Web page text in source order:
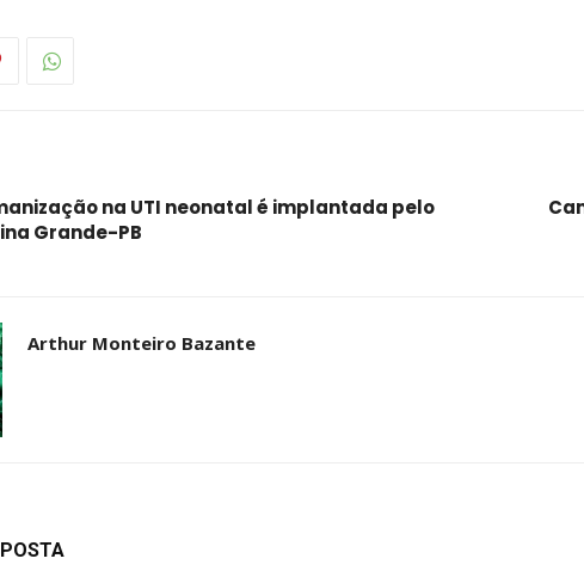
na UTI neonatal é implantada pelo
Grande-PB
Arthur Monteiro Bazante